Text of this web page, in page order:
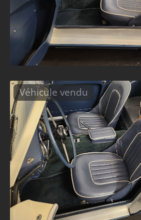
Véhicule vendu